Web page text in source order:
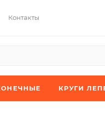
Контакты
КРУГИ